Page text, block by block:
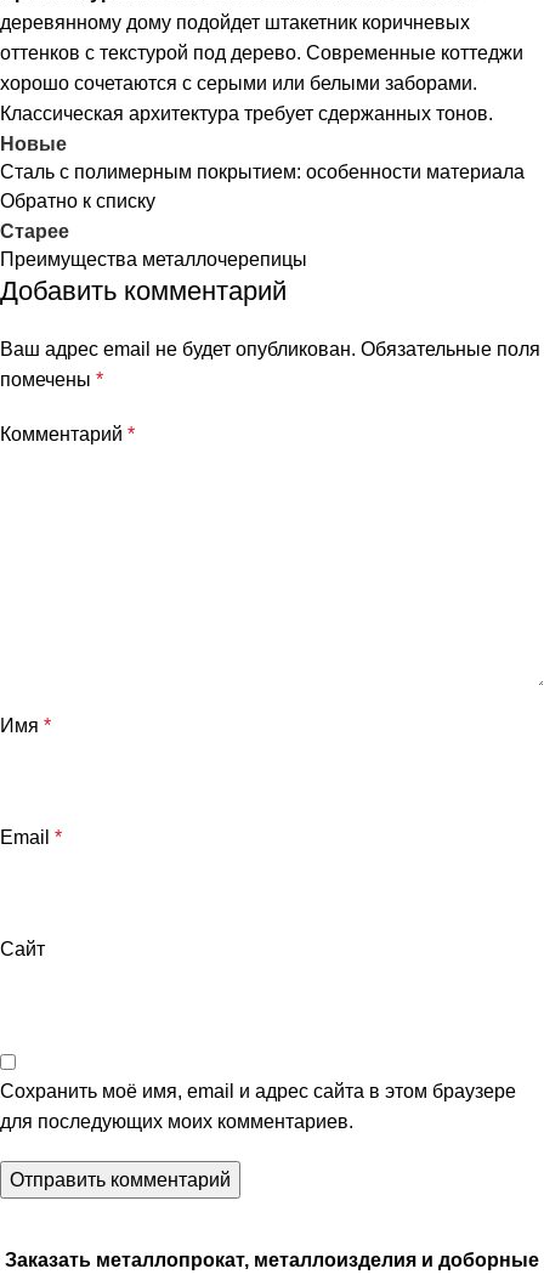
деревянному дому подойдет штакетник коричневых
оттенков с текстурой под дерево. Современные коттеджи
хорошо сочетаются с серыми или белыми заборами.
Классическая архитектура требует сдержанных тонов.
Новые
Сталь с полимерным покрытием: особенности материала
Обратно к списку
Старее
Преимущества металлочерепицы
Добавить комментарий
Ваш адрес email не будет опубликован. Обязательные поля
помечены *
Комментарий *
Имя *
Email *
Сайт
Сохранить моё имя, email и адрес сайта в этом браузере
для последующих моих комментариев.
Заказать металлопрокат, металлоизделия и доборные